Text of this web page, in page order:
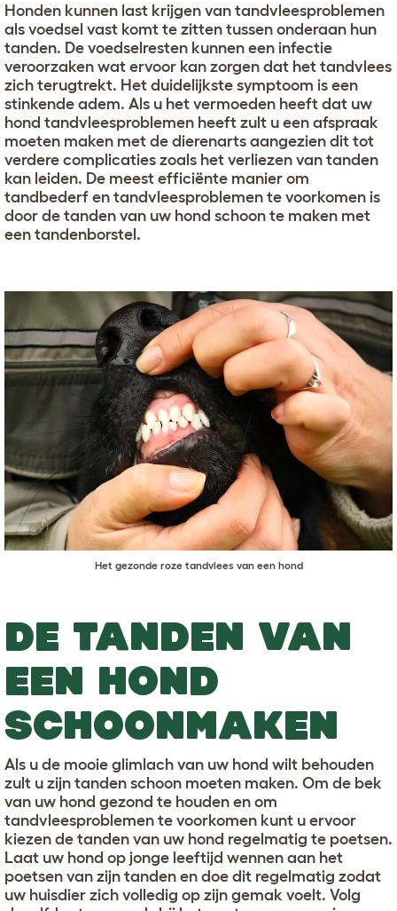
Honden kunnen last krijgen van tandvleesproblemen
als voedsel vast komt te zitten tussen onderaan hun
tanden. De voedselresten kunnen een infectie
veroorzaken wat ervoor kan zorgen dat het tandvlees
zich terugtrekt. Het duidelijkste symptoom is een
stinkende adem. Als u het vermoeden heeft dat uw
hond tandvleesproblemen heeft zult u een afspraak
moeten maken met de dierenarts aangezien dit tot
verdere complicaties zoals het verliezen van tanden
kan leiden. De meest efficiënte manier om
tandbederf en tandvleesproblemen te voorkomen is
door de tanden van uw hond schoon te maken met
een tandenborstel.
Het gezonde roze tandvlees van een hond
DE TANDEN VAN
EEN HOND
SCHOONMAKEN
Als u de mooie glimlach van uw hond wilt behouden
zult u zijn tanden schoon moeten maken. Om de bek
van uw hond gezond te houden en om
tandvleesproblemen te voorkomen kunt u ervoor
kiezen de tanden van uw hond regelmatig te poetsen.
Laat uw hond op jonge leeftijd wennen aan het
poetsen van zijn tanden en doe dit regelmatig zodat
uw huisdier zich volledig op zijn gemak voelt. Volg